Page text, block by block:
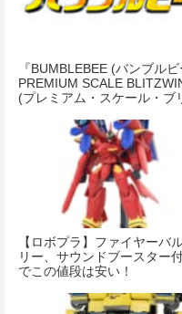
『BUMBLEBEE (バンブルビ
PREMIUM SCALE
(プレミアム・スケール・ブ
予約開始！
【ロボプラ】ファイヤーバ
リー、サウンドブースター
でこの値段は安い！